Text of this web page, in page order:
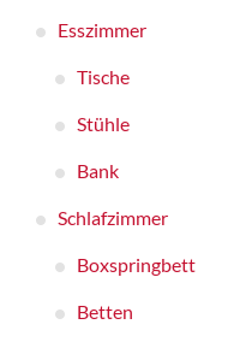
Esszimmer
Tische
Stühle
Bank
Schlafzimmer
Boxspringbett
Betten